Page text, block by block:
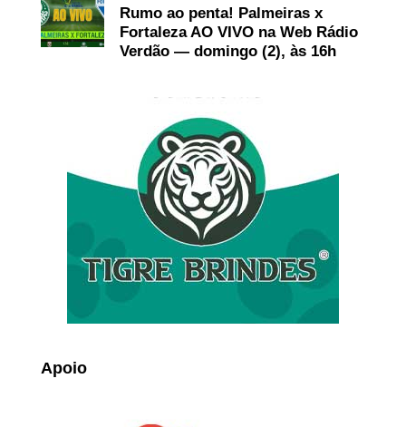
Rumo ao penta! Palmeiras x
Fortaleza AO VIVO na Web Rádio
Verdão — domingo (2), às 16h
Apoio